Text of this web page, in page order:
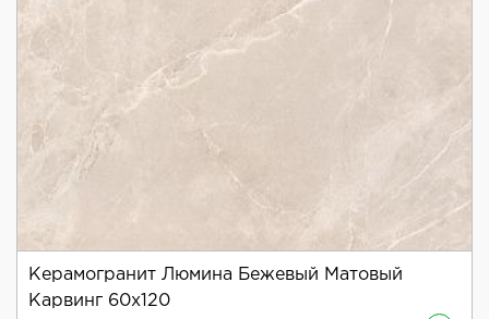
Керамогранит Люмина Бежевый Матовый
Карвинг 60x120